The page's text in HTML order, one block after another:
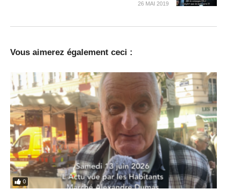
26 MAI 2019
Vous aimerez également ceci :
0